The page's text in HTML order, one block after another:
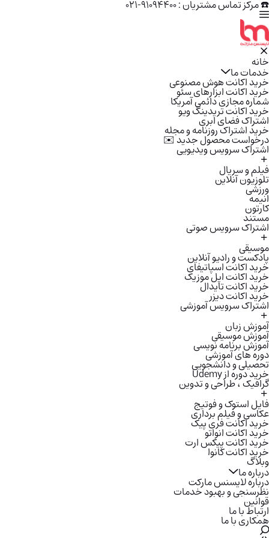
☎️ مرکز تماس مشتریان : 91094400-021
خانه
خدمات ما
خرید اکانت هوش مصنوعی
خرید اکانت ابزارهای سئو
شماره مجازی دائمی آمریکا
خرید اکانت تریدینگ ویو
اشتراک فضای ابری
خرید اشتراک روزنامه و مجله
درخواست محصول جدید ✉️
اشتراک سرویس ویدیویی
فیلم و سریال
تلوزیون آنلاین
ورزشی
انیمه
کارتون
مستند
اشتراک سرویس صوتی
موسیقی
پادکست و رادیو آنلاین
خرید اکانت اسپاتیفای
خرید اکانت اپل موزیک
خرید اکانت تایدال
خرید اکانت دیزر
اشتراک سرویس آموزشی
آموزش زبان
آموزش موسیقی
آموزش برنامه نویسی
دوره های آموزشی
تحصیلی و دانشجویی
خرید دوره از Udemy
گرافیک ، طراحی و تدوین
فایل استوک و فوتیج
عکاسی و فیلم برداری
خرید اکانت فری پیک
خرید اکانت انواتو
خرید اکانت پیکس ارت
خرید اکانت کانوا
وبلاگ
درباره ما
درباره لایسنس مارکت
نظرسنجی و بهبود خدمات
قوانین
ارتباط با ما
همکاری با ما